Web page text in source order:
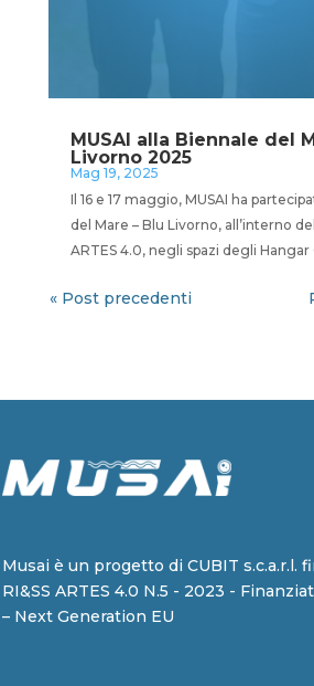
MUSAI alla Biennale del
Livorno 2025
Mag 19, 2025
Il 16 e 17 maggio, MUSAI ha
del Mare – Blu Livorno, all’interno
ARTES 4.0, negli spazi degli Hangar
« Post precedenti
Musai è un progetto di CUBIT s.c.a.r.l.
RI&SS ARTES 4.0 N.5 - 2023 -
– Next Generation EU